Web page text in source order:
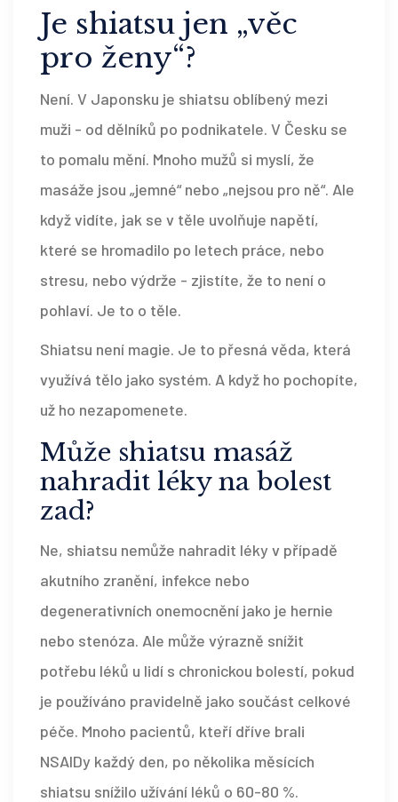
Je shiatsu jen „věc
pro ženy“?
Není. V Japonsku je shiatsu oblíbený mezi
muži - od dělníků po podnikatele. V Česku se
to pomalu mění. Mnoho mužů si myslí, že
masáže jsou „jemné“ nebo „nejsou pro ně“. Ale
když vidíte, jak se v těle uvolňuje napětí,
které se hromadilo po letech práce, nebo
stresu, nebo výdrže - zjistíte, že to není o
pohlaví. Je to o těle.
Shiatsu není magie. Je to přesná věda, která
využívá tělo jako systém. A když ho pochopíte,
už ho nezapomenete.
Může shiatsu masáž
nahradit léky na bolest
zad?
Ne, shiatsu nemůže nahradit léky v případě
akutního zranění, infekce nebo
degenerativních onemocnění jako je hernie
nebo stenóza. Ale může výrazně snížit
potřebu léků u lidí s chronickou bolestí, pokud
je používáno pravidelně jako součást celkové
péče. Mnoho pacientů, kteří dříve brali
NSAIDy každý den, po několika měsících
shiatsu snížilo užívání léků o 60-80 %.